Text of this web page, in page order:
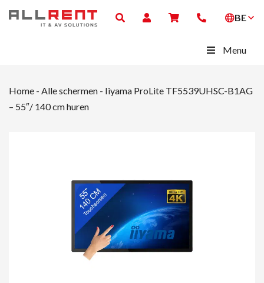
BE
Menu
Home - Alle schermen - Iiyama ProLite TF5539UHSC-B1AG
– 55″/ 140 cm huren